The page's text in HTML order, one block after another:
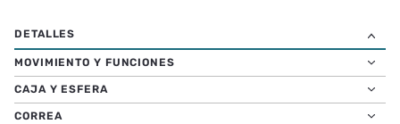
MOVIMIENTO Y FUNCIONES
CAJA Y ESFERA
CORREA